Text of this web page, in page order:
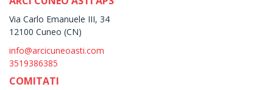
Via Carlo Emanuele III, 34
12100 Cuneo (CN)
info@arcicuneoasti.com
3519386385
COMITATI